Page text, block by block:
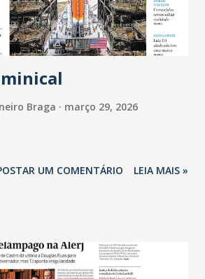
Braga março 29, 2026
UM COMENTÁRIO LEIA MAIS »